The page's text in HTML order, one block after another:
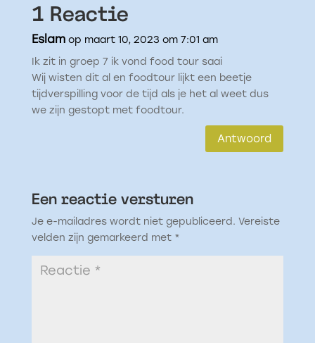
1 Reactie
Eslam op maart 10, 2023 om 7:01 am
Ik zit in groep 7 ik vond food tour saai
Wij wisten dit al en foodtour lijkt een beetje
tijdverspilling voor de tijd als je het al weet dus
we zijn gestopt met foodtour.
Antwoord
Een reactie versturen
Je e-mailadres wordt niet gepubliceerd. Vereiste
velden zijn gemarkeerd met *